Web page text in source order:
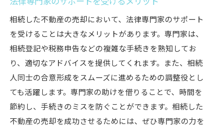
トラブル防止のための確認事項とその優先
順位
チェックリスト作成のポイントとその活用
法
相続した不動産の売却において、法律専門家のサポート
を受けることは大きなメリットがあります。専門家は、
相続登記や税務申告などの複雑な手続きを熟知してお
り、適切なアドバイスを提供してくれます。また、相続
人同士の合意形成をスムーズに進めるための調整役とし
ても活躍します。専門家の助けを借りることで、時間を
節約し、手続きのミスを防ぐことができます。相続した
不動産の売却を成功させるためには、ぜひ専門家の力を